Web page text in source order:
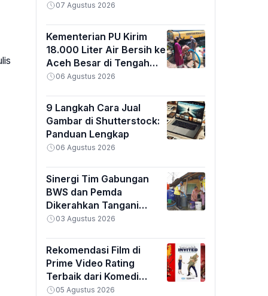
07 Agustus 2026
Kementerian PU Kirim
18.000 Liter Air Bersih ke
Aceh Besar di Tengah
Kemarau Ekstrem
06 Agustus 2026
9 Langkah Cara Jual
Gambar di Shutterstock:
Panduan Lengkap
06 Agustus 2026
Sinergi Tim Gabungan
BWS dan Pemda
Dikerahkan Tangani
Banjir Padang
03 Agustus 2026
Rekomendasi Film di
Prime Video Rating
Terbaik dari Komedi
hingga Horor
05 Agustus 2026